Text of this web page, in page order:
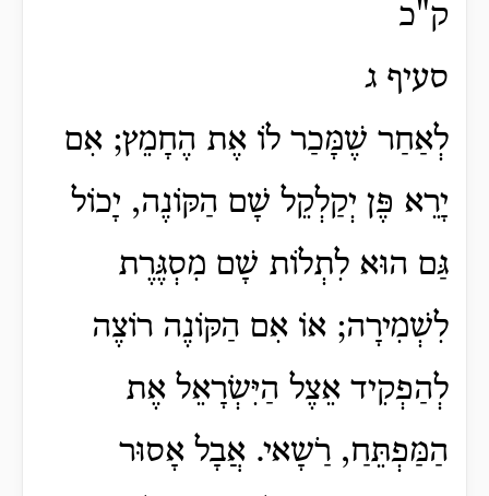
ק"כ
סעיף ג
לְאַחַר שֶׁמָּכַר לוֹ אֶת הֶחָמֵץ; אִם
יָרֵא פֶּן יְקַלְקֵל שָׁם הַקּוֹנֶה, יָכוֹל
גַּם הוּא לִתְלוֹת שָׁם מִסְגֶּרֶת
לִשְׁמִירָה; אוֹ אִם הַקּוֹנֶה רוֹצֶה
לְהַפְקִיד אֵצֶל הַיִּשְׂרָאֵל אֶת
הַמַּפְתֵּחַ, רַֹשָאי. אֲבָל אָסוּר